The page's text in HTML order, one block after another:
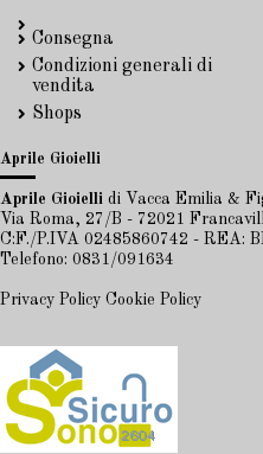
Consegna
Condizioni generali di
vendita
Shops
Aprile Gioielli
Aprile Gioielli di Vacca Emilia &
Via Roma, 27/B - 72021
C:F./P.IVA 02485860742 - REA:
Telefono: 0831/091634
Privacy Policy Cookie Policy